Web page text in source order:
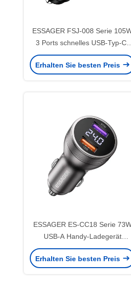
ESSAGER FSJ-008 Serie
3 Ports schnelles USB-Typ-C-
Auto-Ladegerät
Erhalten Sie besten Preis
ESSAGER ES-CC18 Serie
USB-A Handy-Ladegerät
Steckdose Schnellladegerät
Erhalten Sie besten Preis